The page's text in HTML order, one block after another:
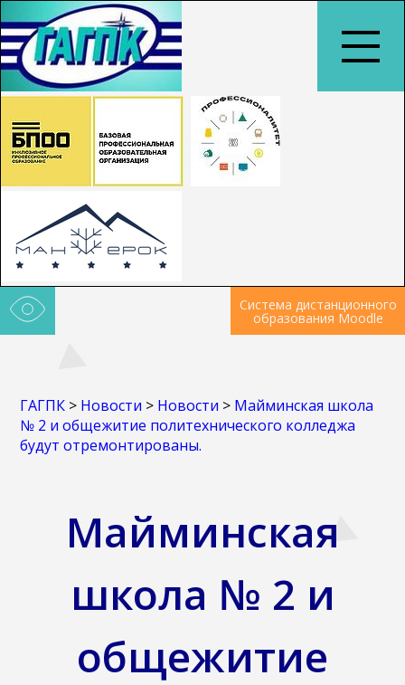
Система дистанционного
образования Moodle
ГАГПК > Новости > Новости > Майминская школа
№ 2 и общежитие политехнического колледжа
будут отремонтированы.
Майминская
школа № 2 и
общежитие